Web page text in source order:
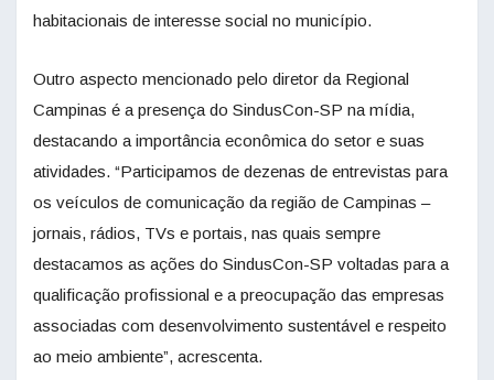
habitacionais de interesse social no município.
Outro aspecto mencionado pelo diretor da Regional
Campinas é a presença do SindusCon-SP na mídia,
destacando a importância econômica do setor e suas
atividades. “Participamos de dezenas de entrevistas para
os veículos de comunicação da região de Campinas –
jornais, rádios, TVs e portais, nas quais sempre
destacamos as ações do SindusCon-SP voltadas para a
qualificação profissional e a preocupação das empresas
associadas com desenvolvimento sustentável e respeito
ao meio ambiente”, acrescenta.